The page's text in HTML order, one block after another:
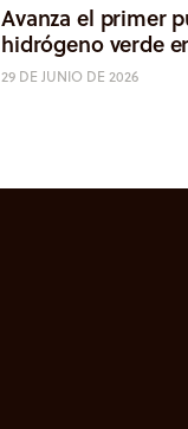
Avanza el primer
hidrógeno verde
29 DE JUNIO DE 2026